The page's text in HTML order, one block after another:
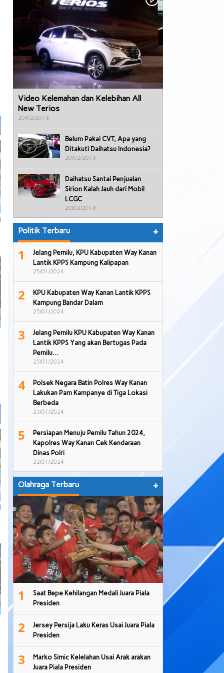
Video Kelemahan dan Kelebihan All
New Terios
20/02/2018
Belum Pakai CVT, Apa yang
Ditakuti Daihatsu Indonesia?
20/02/2018
Daihatsu Santai Penjualan
Sirion Kalah Jauh dari Mobil
LCGC
20/02/2018
Politik Terbaru +
1
Jelang Pemilu, KPU Kabupaten Way Kanan
Lantik KPPS Kampung Kalipapan
25/01/2024
2
KPU Kabupaten Way Kanan Lantik KPPS
Kampung Bandar Dalam
25/01/2024
3
Jelang Pemilu KPU Kabupaten Way Kanan
Lantik KPPS Yang akan Bertugas Pada
Pemilu…
25/01/2024
4
Polsek Negara Batin Polres Way Kanan
Lakukan Pam Kampanye di Tiga Lokasi
Berbeda
23/01/2024
5
Persiapan Menuju Pemilu Tahun 2024,
Kapolres Way Kanan Cek Kendaraan
Dinas Polri
22/01/2024
Olahraga Terbaru +
1
Saat Bepe Kehilangan Medali Juara Piala
Presiden
2
Jersey Persija Laku Keras Usai Juara Piala
Presiden
3
Marko Simic Kelelahan Usai Arak arakan
Juara Piala Presiden